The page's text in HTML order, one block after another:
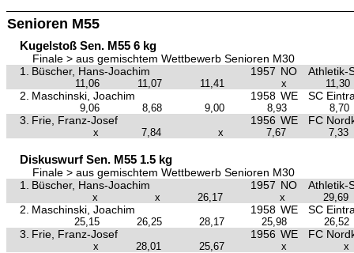
Senioren M55
Kugelstoß Sen. M55 6 kg
Finale > aus gemischtem Wettbewerb Senioren M30
1.
Büscher, Hans-Joachim 1957 NO Athletik-
11,06 11,07 11,41 x 11,30
2. Maschinski, Joachim 1958 WE SC
9,06 8,68 9,00 8,93 8,70
3. Frie, Franz-Josef 1956 WE FC
x 7,84 x 7,67 7,33
Diskuswurf Sen. M55 1.5 kg
Finale > aus gemischtem Wettbewerb Senioren M30
1.
Büscher, Hans-Joachim 1957 NO Athletik-
x x 26,17 x 29,69
2. Maschinski, Joachim 1958 WE SC
25,15 26,25 28,17 25,98 26,52
3. Frie, Franz-Josef 1956 WE FC
x 28,01 25,67 x x